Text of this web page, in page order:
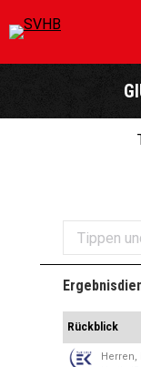
Search:
Rückblick
Herren,